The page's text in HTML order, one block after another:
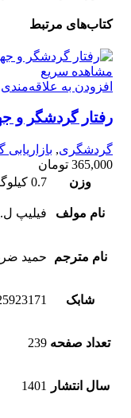
کتاب‌های مرتبط
مشاهده سریع
افزودن به علاقه‌مندی
رفتار گردشگر و
گردشگری,
365,000 تومان
وزن
0.7 کیلوگرم
نام مولف فیلیپ
نام مترجم حمید
شابک
تعداد صفحه 239
سال انتشار 1401